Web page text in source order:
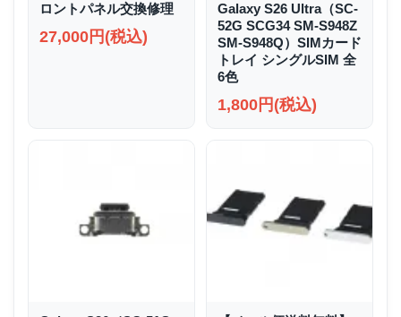
ロントパネル交換修理
27,000円(税込)
Galaxy S26 Ultra（SC-
52G SCG34 SM-S948Z
SM-S948Q）SIMカード
トレイ シングルSIM 全
6色
1,800円(税込)